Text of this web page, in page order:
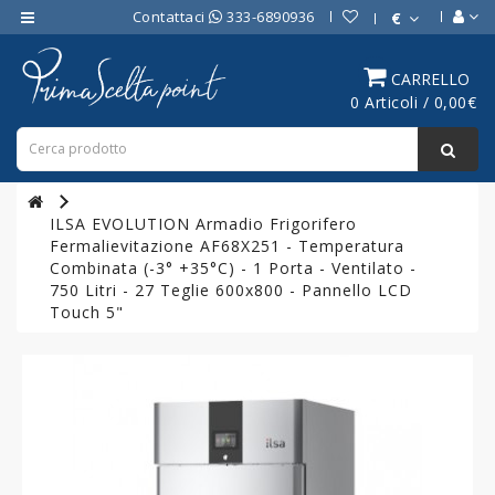
Contattaci 333-6890936 €
CARRELLO
0 Articoli / 0,00€
Category
ATTREZZATURE
BAR
ATTREZZATURE
PROFESSIONALI
CUCINA
LINEA
ILSA EVOLUTION Armadio Frigorifero
Fermalievitazione AF68X251 - Temperatura
Combinata (-3° +35°C) - 1 Porta - Ventilato -
750 Litri - 27 Teglie 600x800 - Pannello LCD
Touch 5"